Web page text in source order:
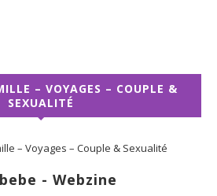
– VOYAGES – COUPLE &
SEXUALITÉ
- Webzine